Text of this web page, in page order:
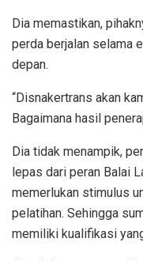
Dia memastikan,
perda berjalan selama
depan.
“Disnakertrans akan
Bagaimana hasil
Dia tidak menampik,
lepas dari peran Balai
memerlukan stimulus
pelatihan. Sehingga
memiliki kualifikasi